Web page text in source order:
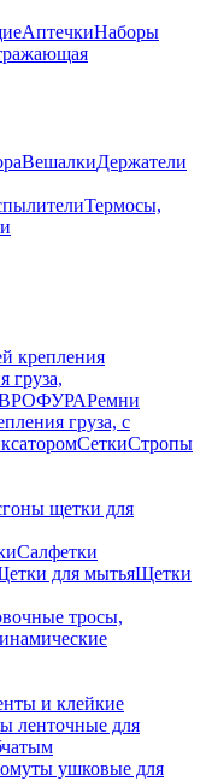
АптечкиНаборы
ВешалкиДержатели
Термосы,
крепления
груза,
Ремни
груза, с
СеткиСтропы
щетки для
Салфетки
для мытьяЩетки
тросы,
и клейкие
ленточные для
ушковые для